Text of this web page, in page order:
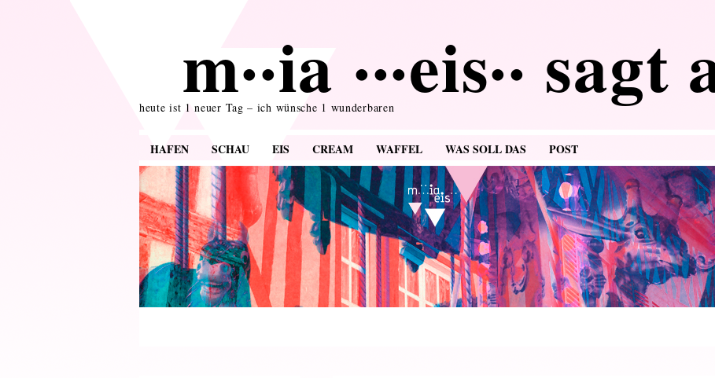
m··ia ···eis··
heute ist 1 neuer Tag – ich wünsche 1 wunderbaren
HAFEN SCHAU EIS CREAM WAFFEL WAS SOLL DAS POST